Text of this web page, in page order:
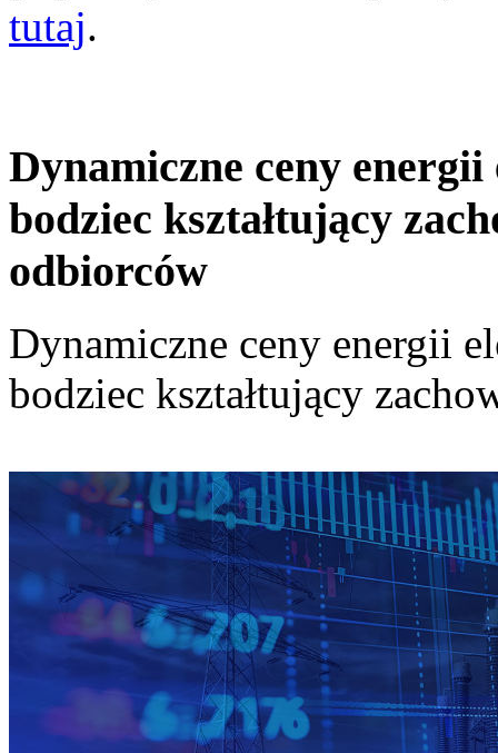
tutaj.
Dynamiczne ceny
bodziec kształtujący
odbiorców
Dynamiczne ceny energii
bodziec kształtujący